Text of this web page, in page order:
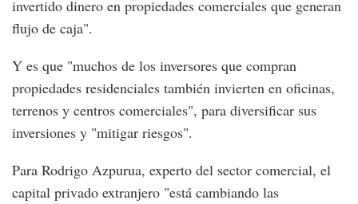
invertido dinero en propiedades comerciales que generan
flujo de caja".
Y es que "muchos de los inversores que compran
propiedades residenciales también invierten en oficinas,
terrenos y centros comerciales", para diversificar sus
inversiones y "mitigar riesgos".
Para Rodrigo Azpurua, experto del sector comercial, el
capital privado extranjero "está cambiando las